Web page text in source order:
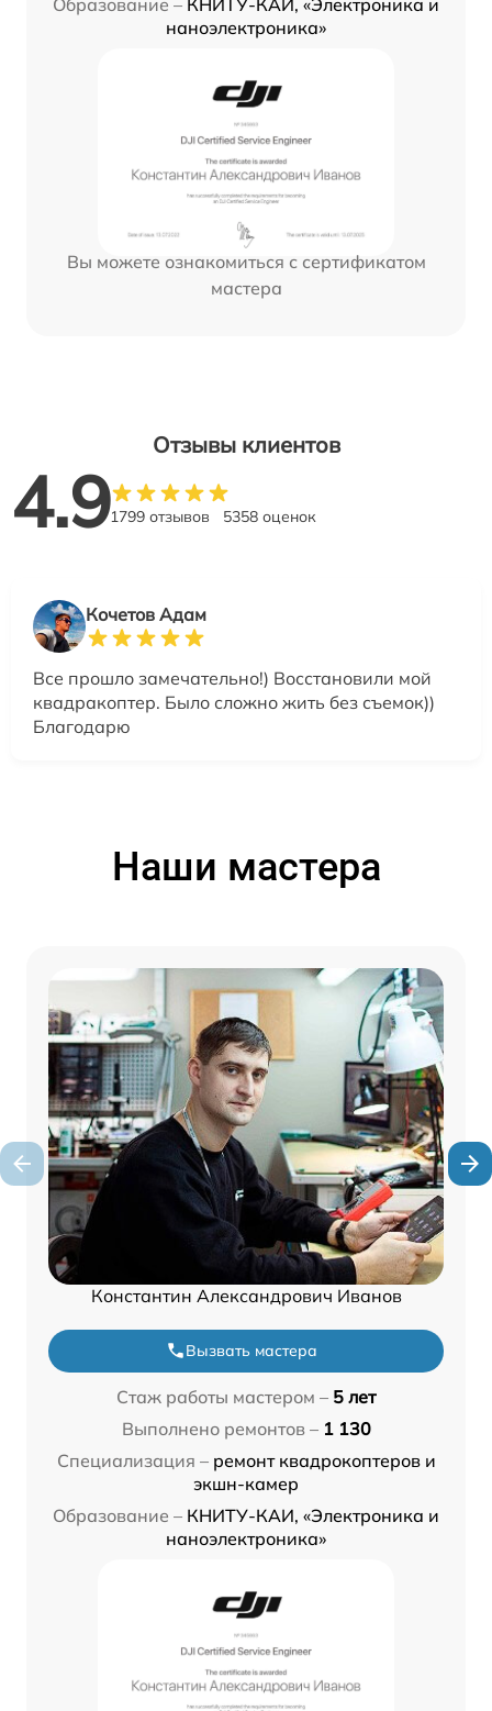
наноэлектроника»
Вы можете ознакомиться с сертификатом
мастера
Отзывы клиентов
4.91799 отзывов 5358 оценок
Кочетов Адам
Все прошло замечательно!) Восстановили мой
квадракоптер. Было сложно жить без съемок))
Благодарю
Наши мастера
Константин Александрович Иванов
Вызвать мастера
Стаж работы мастером – 5 лет
Выполнено ремонтов – 1 130
Специализация – ремонт квадрокоптеров и
экшн-камер
Образование – КНИТУ-КАИ, «Электроника и
наноэлектроника»